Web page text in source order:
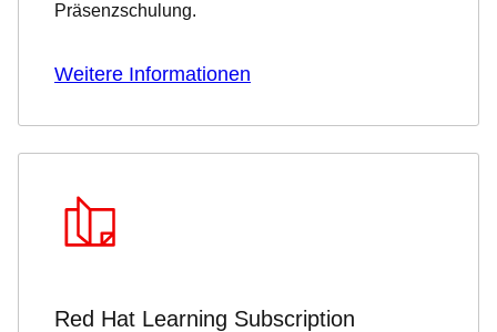
Präsenzschulung.
Weitere Informationen
Red Hat Learning Subscription